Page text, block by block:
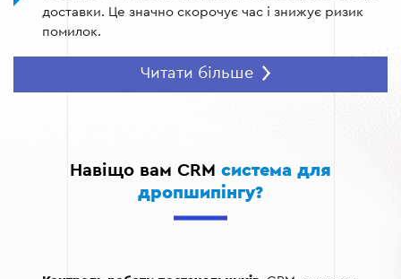
доставки. Це значно скорочує час і знижує ризик
помилок.
Управління базою клієнтів.
Зберігання історії
Інтеграція з маркетинговими платформами.
дозволяє автоматизувати e-mail розсилки, запускати
таргетовану рекламу та аналізувати її ефективність,
що сприяє залученню нових клієнтів.
про всі замовлення та продажі, дозволяючи легко
Читати більше
Навіщо вам CRM система для
дропшипінгу?